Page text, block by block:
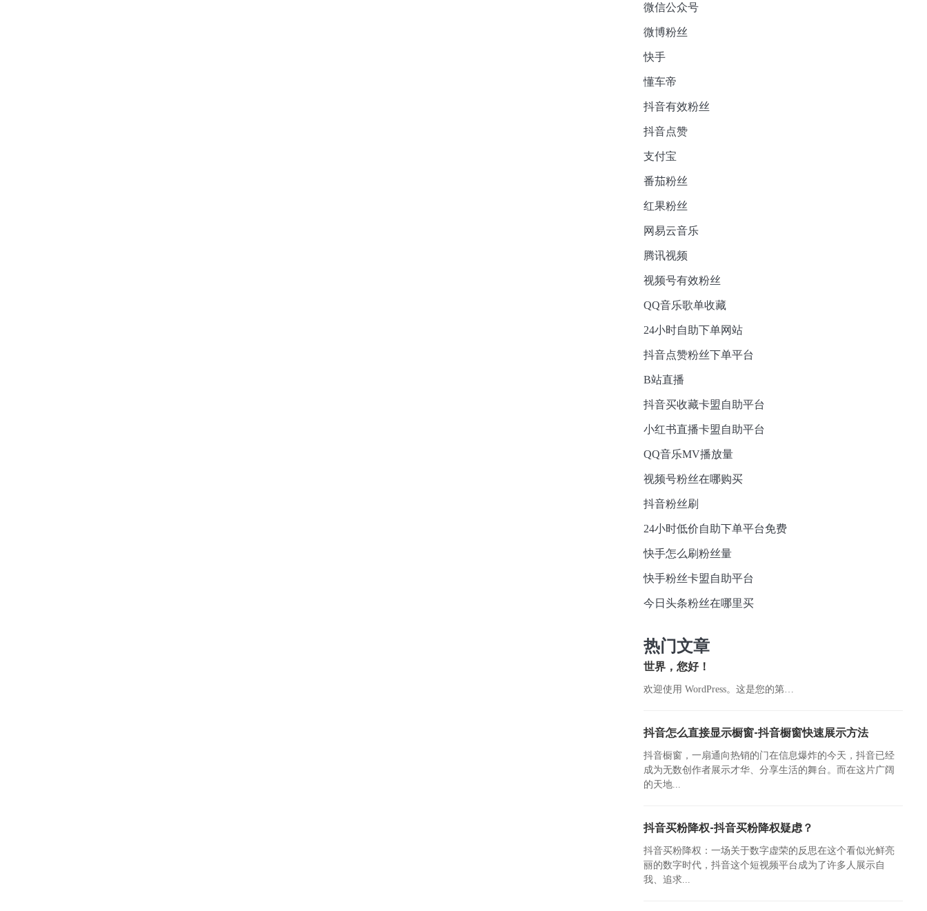
微信公众号
微博粉丝
快手
懂车帝
抖音有效粉丝
抖音点赞
支付宝
番茄粉丝
红果粉丝
网易云音乐
腾讯视频
视频号有效粉丝
QQ音乐歌单收藏
24小时自助下单网站
抖音点赞粉丝下单平台
B站直播
抖音买收藏卡盟自助平台
小红书直播卡盟自助平台
QQ音乐MV播放量
视频号粉丝在哪购买
抖音粉丝刷
24小时低价自助下单平台免费
快手怎么刷粉丝量
快手粉丝卡盟自助平台
今日头条粉丝在哪里买
热门文章
世界，您好！
欢迎使用 WordPress。这是您的第…
抖音怎么直接显示橱窗-抖音橱窗快速展示方法
抖音橱窗，一扇通向热销的门在信息爆炸的今天，抖音已经
成为无数创作者展示才华、分享生活的舞台。而在这片广阔
的天地...
抖音买粉降权-抖音买粉降权疑虑？
抖音买粉降权：一场关于数字虚荣的反思在这个看似光鲜亮
丽的数字时代，抖音这个短视频平台成为了许多人展示自
我、追求...